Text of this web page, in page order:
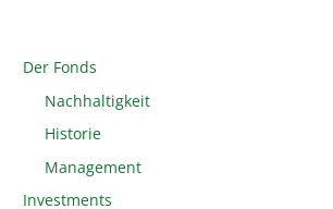
Der Fonds
Nachhaltigkeit
Historie
Management
Investments